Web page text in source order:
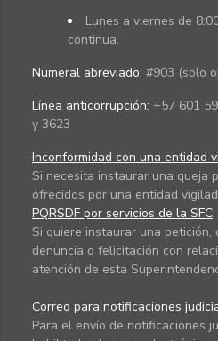
Lunes a viernes de
continua.
Numeral abreviado: #903 (solo
Línea anticorrupción: +57 601
y 3623
Inconformidad con una entidad
Si necesita instaurar una queja
ofrecidos por una entidad
PQRSDF por servicios de la SFC:
Si quiere instaurar una petición,
denuncia o felicitación con
atención de esta
Correo para notificaciones
Para el envío de notificaciones